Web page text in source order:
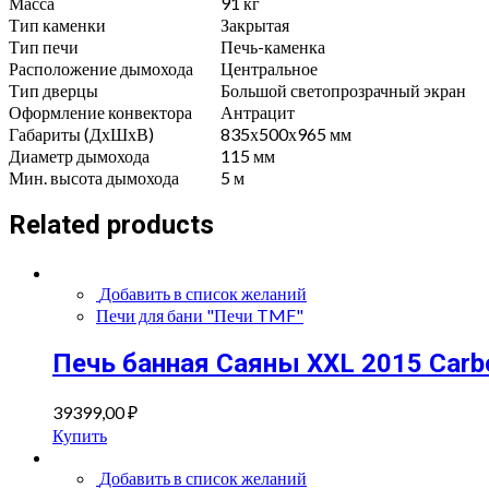
Тип каменки
Закрытая
Тип печи
Печь-каменка
Расположение дымохода
Центральное
Тип дверцы
Большой светопрозрачный экран
Оформление конвектора
Антрацит
Габариты (ДхШхВ)
835х500х965 мм
Диаметр дымохода
115 мм
Мин. высота дымохода
5 м
Related products
Добавить в список желаний
Печи для бани "Печи TMF"
Печь банная Саяны XXL 2015
39399,00₽
Купить
Добавить в список желаний